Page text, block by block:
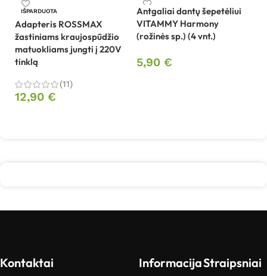
IŠPARDUOTA
Adapteris ROSSMAX
žastiniams kraujospūdžio
matuokliams jungti į 220V
tinklą
(11)
12,90 €
Antgaliai dantų šepetėliui
VITAMMY Harmony
(rožinės sp.) (4 vnt.)
5,90 €
Kontaktai InformacijaStraipsniai